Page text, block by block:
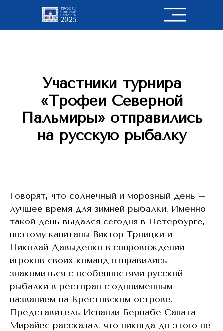
Участники турнира
«Трофеи Северной
Пальмиры» отправились
на русскую рыбалку
Говорят, что солнечный и морозный день –
лучшее время для зимней рыбалки. Именно
такой день выдался сегодня в Петербурге,
поэтому капитаны Виктор Троицки и
Николай Давыденко в сопровождении
игроков своих команд отправились
знакомиться с особенностями русской
рыбалки в ресторан с одноименным
названием на Крестовском острове.
Представитель Испании Бернабе Сапата
Мирайес рассказал, что никогда до этого не